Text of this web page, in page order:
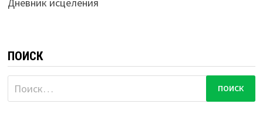
ПОИСК
Найти: